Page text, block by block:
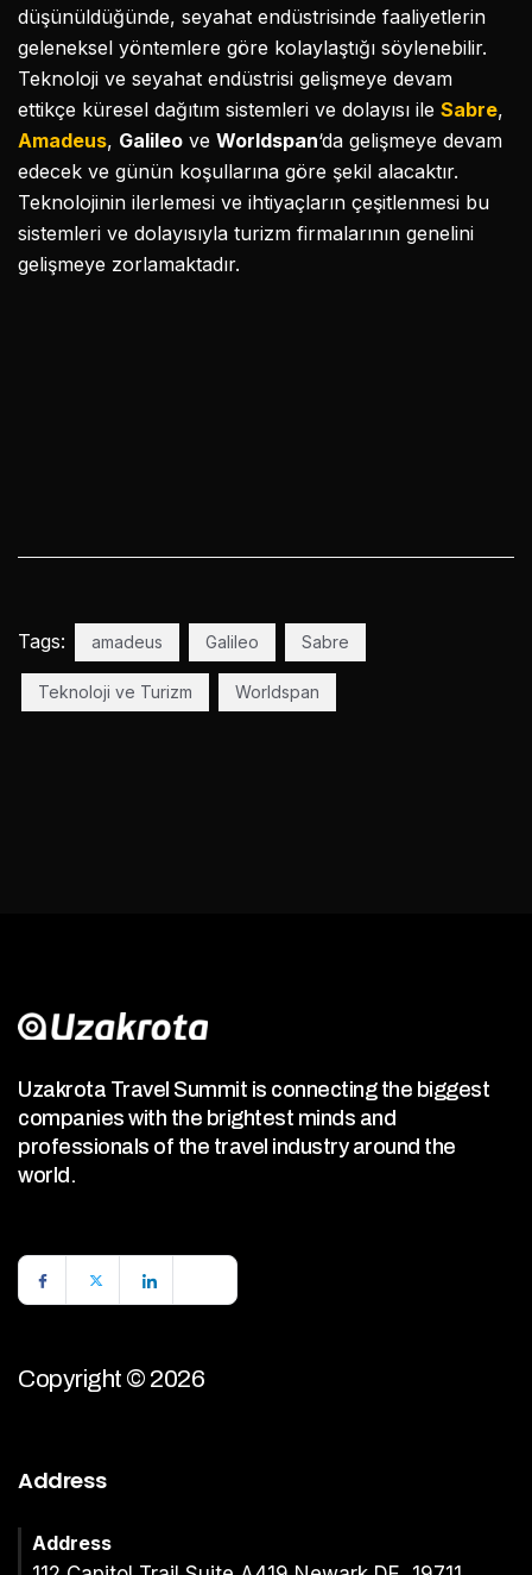
düşünüldüğünde, seyahat endüstrisinde faaliyetlerin
geleneksel yöntemlere göre kolaylaştığı söylenebilir.
Teknoloji ve seyahat endüstrisi gelişmeye devam
ettikçe küresel dağıtım sistemleri ve dolayısı ile Sabre,
Amadeus, Galileo ve Worldspan‘da gelişmeye devam
edecek ve günün koşullarına göre şekil alacaktır.
Teknolojinin ilerlemesi ve ihtiyaçların çeşitlenmesi bu
sistemleri ve dolayısıyla turizm firmalarının genelini
gelişmeye zorlamaktadır.
Tags: amadeus Galileo Sabre
Teknoloji ve Turizm Worldspan
Uzakrota Travel Summit is connecting the biggest
companies with the brightest minds and
professionals of the travel industry around the
world.
Copyright © 2026
Address
Address